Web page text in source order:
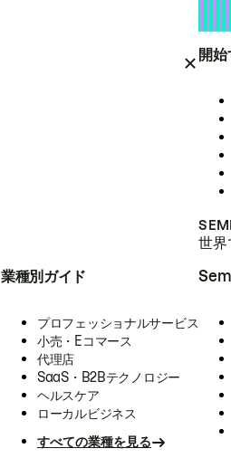
開始
世界
業種別ガイド
プロフェッショナルサービス
小売・Eコマース
代理店
SaaS・B2Bテクノロジー
ヘルスケア
ローカルビジネス
すべての業種を見る